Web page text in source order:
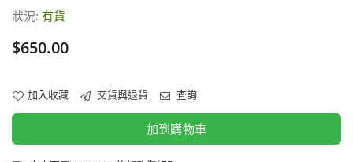
狀況: 有貨
價
$650.00
加入收藏 交貨與退貨 查詢
加到購物車